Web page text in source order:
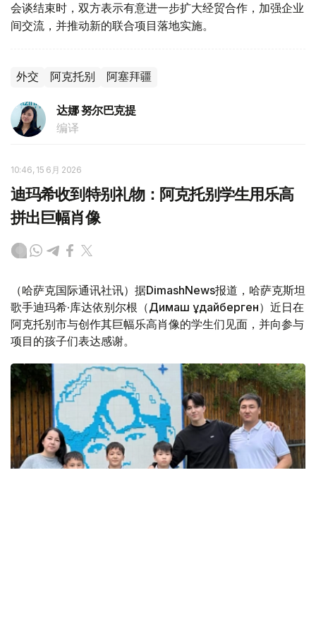
会谈结束时，双方表示有意进一步扩大经贸合作，加强企业
间交流，并推动新的联合项目落地实施。
外交 阿克托别 阿塞拜疆
达娜 努尔巴克提
编译
10:46, 15 6月 2026
迪玛希收到特别礼物：阿克托别学生用乐高
拼出巨幅肖像
（哈萨克国际通讯社讯）据DimashNews报道，哈萨克斯坦
歌手迪玛希·库达依别尔根（Димаш Құдайберген）近日在
阿克托别市与创作其巨幅乐高肖像的学生们见面，并向参与
项目的孩子们表达感谢。